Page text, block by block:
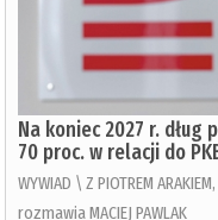
Na koniec 2027 r. dług
70 proc. w relacji do
WYWIAD \ Z PIOTREM
rozmawia MACIEJ PAWLAK